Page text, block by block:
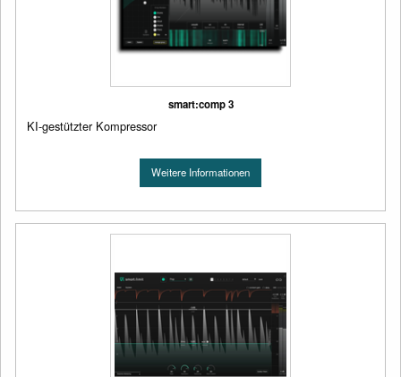
smart:comp 3
KI-gestützter Kompressor
Weitere Informationen